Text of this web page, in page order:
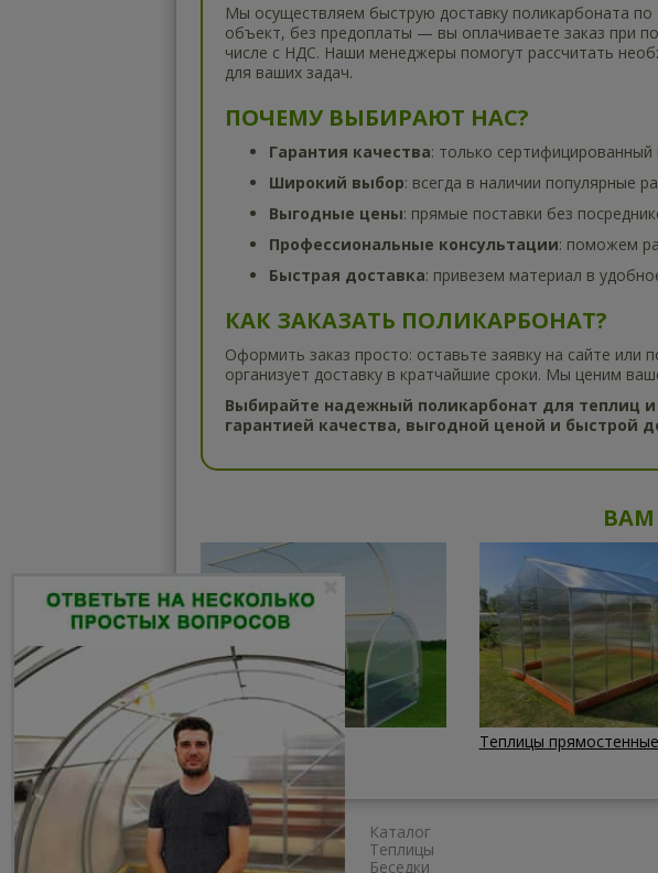
Мы осуществляем быструю доставку поликарбоната
объект, без предоплаты — вы оплачиваете заказ при
числе с НДС. Наши менеджеры помогут рассчитать
для ваших задач.
ПОЧЕМУ ВЫБИРАЮТ НАС?
Гарантия качества: только
Широкий выбор: всегда в наличии популярные
Выгодные цены: прямые поставки без
Профессиональные консультации: поможем
Быстрая доставка: привезем материал в
КАК ЗАКАЗАТЬ ПОЛИКАРБОНАТ?
Оформить заказ просто: оставьте заявку на сайте
организует доставку в кратчайшие сроки. Мы ценим
Выбирайте надежный поликарбонат для теплиц
гарантией качества, выгодной ценой и быстрой
ВАМ
Парники Теплицы прямостенные
Главная
Сборка
Доставка
Каталог
Теплицы
Беседки